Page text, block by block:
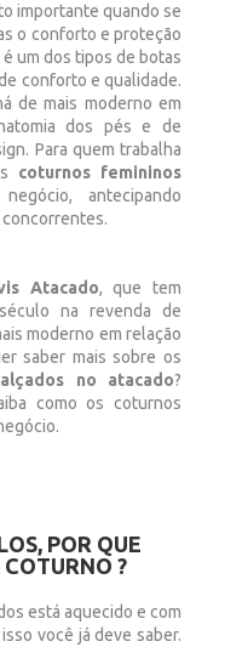
importante quando se
o conforto e proteção
é um dos tipos de botas
conforto e qualidade.
de mais moderno em
dos pés e de
Para quem trabalha
coturnos femininos
antecipando
Atacado, que tem
na revenda de
moderno em relação
saber mais sobre os
no atacado?
como os coturnos
POR QUE
?
está aquecido e com
você já deve saber.